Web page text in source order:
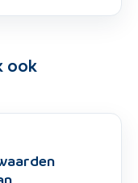
ook